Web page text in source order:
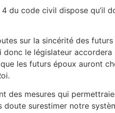
4 du code civil dispose
sur la sincérité des
le législateur
les futurs époux auront
des mesures qui
surestimer notre